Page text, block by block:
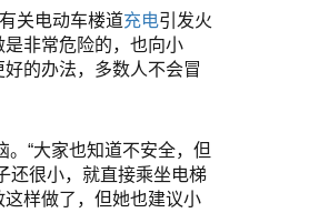
关电动车楼道充电引发火
非常危险的，也向小
的办法，多数人不会冒
“大家也知道不安全，但
还很小，就直接乘坐电梯
样做了，但她也建议小